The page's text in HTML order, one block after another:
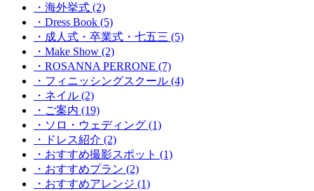
・海外挙式 (2)
・Dress Book (5)
・成人式・卒業式・七五三 (5)
・Make Show (2)
・ROSANNA PERRONE (7)
・フィニッシングスクール (4)
・ネイル (2)
・ご案内 (19)
・ソロ・ウェディング (1)
・ドレス紹介 (2)
・おすすめ撮影スポット (1)
・おすすめプラン (2)
・おすすめアレンジ (1)